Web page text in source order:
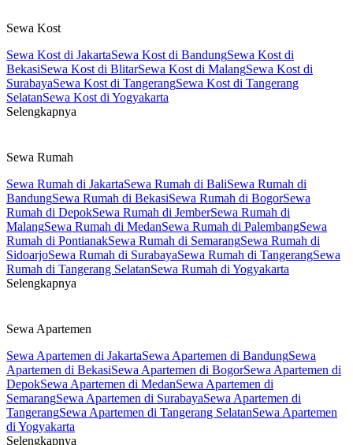
Sewa Kost
Sewa Kost di JakartaSewa Kost di BandungSewa Kost di
BekasiSewa Kost di BlitarSewa Kost di MalangSewa Kost di
SurabayaSewa Kost di TangerangSewa Kost di Tangerang
SelatanSewa Kost di Yogyakarta
Selengkapnya
Sewa Rumah
Sewa Rumah di JakartaSewa Rumah di BaliSewa Rumah di
BandungSewa Rumah di BekasiSewa Rumah di BogorSewa
Rumah di DepokSewa Rumah di JemberSewa Rumah di
MalangSewa Rumah di MedanSewa Rumah di PalembangSewa
Rumah di PontianakSewa Rumah di SemarangSewa Rumah di
SidoarjoSewa Rumah di SurabayaSewa Rumah di TangerangSewa
Rumah di Tangerang SelatanSewa Rumah di Yogyakarta
Selengkapnya
Sewa Apartemen
Sewa Apartemen di JakartaSewa Apartemen di BandungSewa
Apartemen di BekasiSewa Apartemen di BogorSewa Apartemen di
DepokSewa Apartemen di MedanSewa Apartemen di
SemarangSewa Apartemen di SurabayaSewa Apartemen di
TangerangSewa Apartemen di Tangerang SelatanSewa Apartemen
di Yogyakarta
Selengkapnya